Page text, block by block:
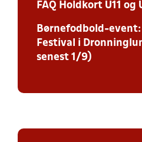
FAQ Holdkort U11 og
Børnefodbold-
Festival i
senest 1/9)